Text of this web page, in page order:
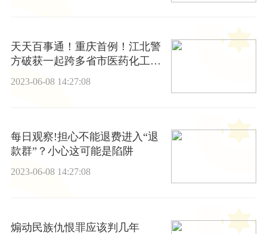
天天百事通！重庆首例！江北警
方破获一起跨多省市医药化工行
业非法处置危险废物污染环境案
2023-06-08 14:27:08
每日观察!担心不能退费进入“退
款群”？小心这可能是陷阱
2023-06-08 14:27:08
煽动民族仇恨罪应该判几年